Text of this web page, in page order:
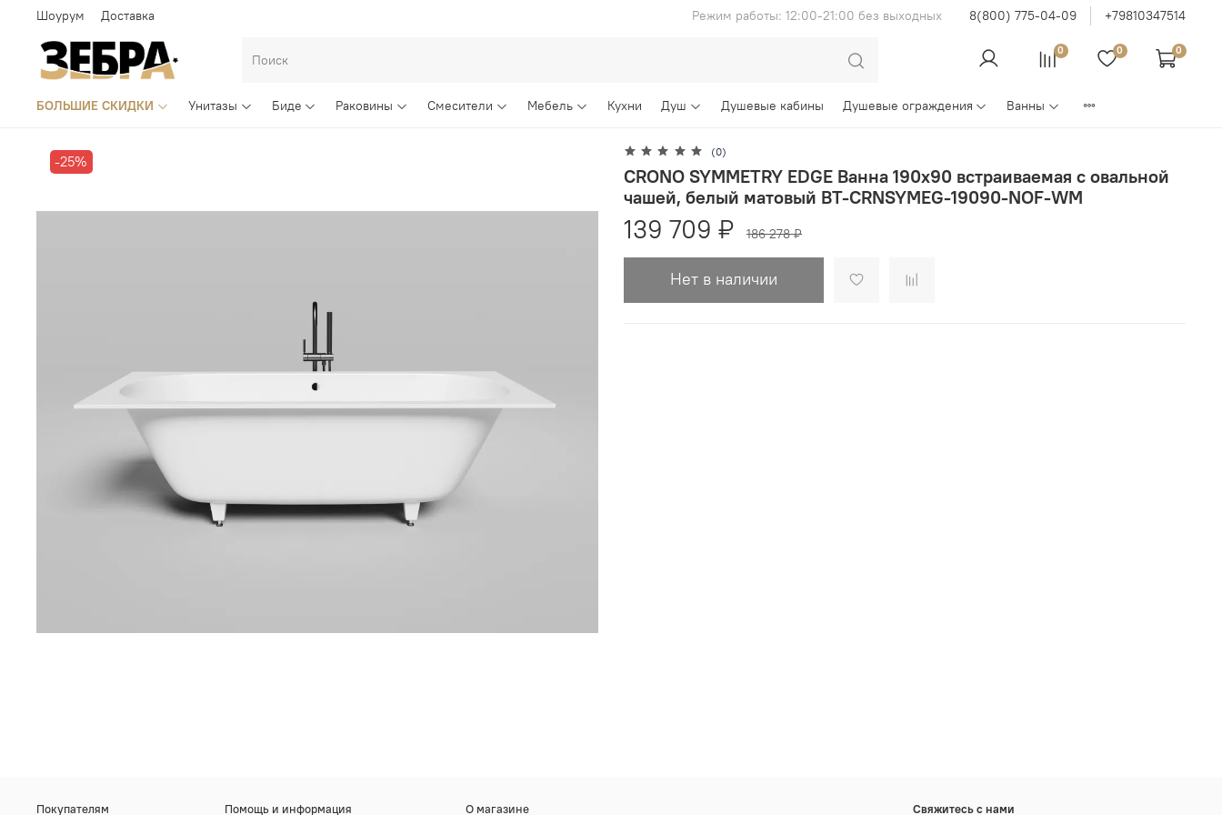
Шоурум Доставка Режим работы: 12:00-21:00 без выходных 8(800) 775-04-09 +79810347514
0 0 0
БОЛЬШИЕ СКИДКИ Унитазы Биде Раковины Смесители Мебель Кухни Душ Душевые кабины Душевые ограждения Ванны
-25%
(0)
CRONO SYMMETRY EDGE Ванна 190x90 встраиваемая с овальной
чашей, белый матовый BT-CRNSYMEG-19090-NOF-WM
139 709 ₽ 186 278 ₽
Нет в наличии
Покупателям Помощь и информация О магазине Свяжитесь с нами